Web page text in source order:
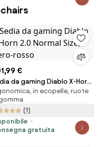
€
da gaming Diablo X-Horn
Normal Size, Nero-rosso
in ecopelle, ruote
(1)
gratuita